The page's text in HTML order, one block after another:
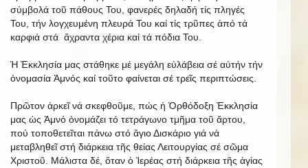
σύμβολά τοῦ πάθους Του, φανερές δηλαδή τίς πληγές
Του, τήν λογχευμένη πλευρά Του καί τίς τρῦπες ἀπό τά
καρφιά στά ἄχραντα χέρια καί τά πόδια Του.
Ἡ Ἐκκλησία μας στάθηκε μέ μεγάλη εὐλάβεια σέ αὐτήν τήν
ὀνομασία Ἀμνός καί τοῦτο φαίνεται σέ τρεῖς περιπτώσεις.
Πρῶτον ἀρκεῖ νά σκεφθοῦμε, πώς ἡ Ὀρθόδοξη Ἐκκλησία
μας ὡς Ἀμνό ὀνομάζει τό τετράγωνο τμῆμα τοῦ ἄρτου,
πού τοποθετεῖται πάνω στό ἅγιο Δισκάριο γιά νά
μεταβληθεῖ στή διάρκεια τῆς θείας Λειτουργίας σέ σῶμα
Χριστοῦ. Μάλιστα δέ, ὅταν ὁ Ἱερέας στή διάρκεια τῆς ἁγίας